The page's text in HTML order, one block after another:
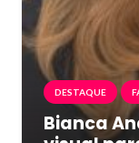
DESTAQUE
Bianca